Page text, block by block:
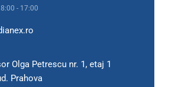
- 17:00
Olga Petrescu nr. 1, etaj 1
Prahova